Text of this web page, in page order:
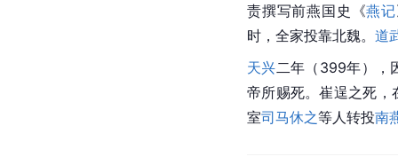
责撰写前燕国史《燕记
时，全家投靠北魏。 道
天兴二年（399年），
帝所赐死。崔逞之死，
室司马休之等人转投南